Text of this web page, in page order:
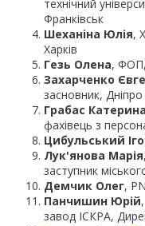
технічний
Франківськ
Шеханіна Юлія,
Харків
Гезь Олена,
Захарченко
засновник, Дніпро
Грабас Катерина
фахівець з
Цибульський
Лук'янова Марія
заступник
Демчик Олег,
Панчишин Юрій
завод ІСКРА,